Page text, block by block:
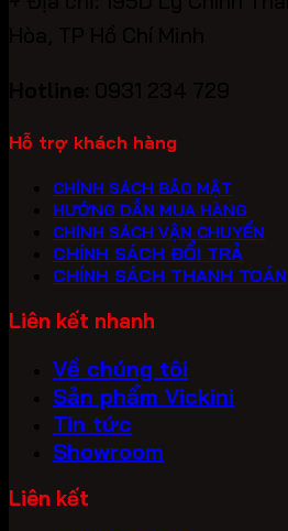
Hỗ trợ khách hàng
CHÍNH SÁCH BẢO MẬT
HƯỚNG DẪN MUA HÀNG
CHÍNH SÁCH VẬN CHUYỂN
CHÍNH SÁCH ĐỔI TRẢ
CHÍNH SÁCH THANH TOÁN
Liên kết nhanh
Về chúng tôi
Sản phẩm Vickini
Tin tức
Showroom
Liên kết